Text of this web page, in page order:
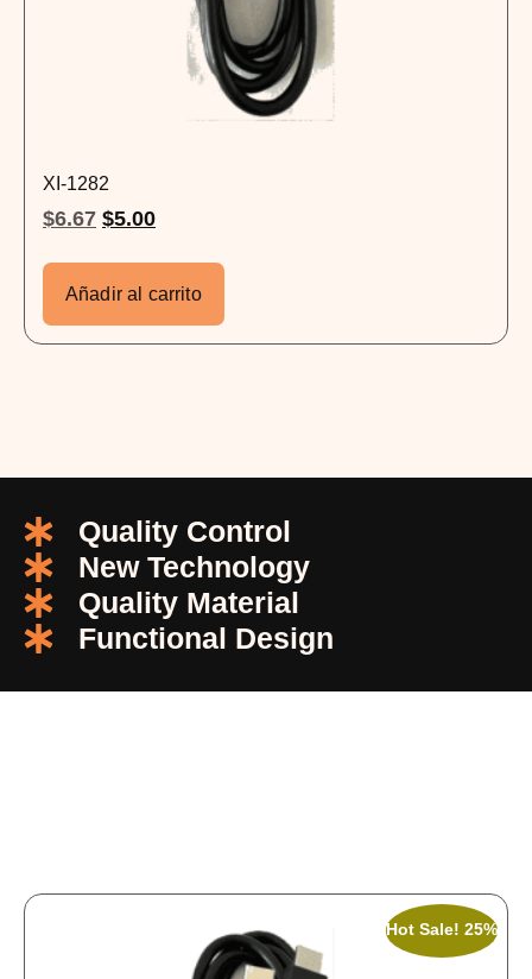
XI-1282
$6.67 $5.00
Añadir al carrito
Quality Control
New Technology
Quality Material
Functional Design
Hot Sale! 25%